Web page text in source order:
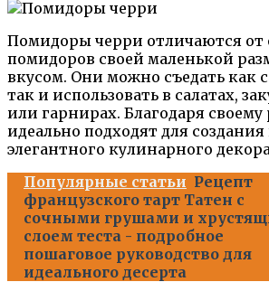
Помидоры черри отличаются
помидоров своей маленькой
вкусом. Они можно съедать как
так и использовать в салатах,
или гарнирах. Благодаря своему
идеально подходят для
элегантного кулинарного
Популярные статьи Рецепт
французского тарт Татен с
сочными грушами и
слоем теста - подробное
пошаговое руководство для
идеального десерта